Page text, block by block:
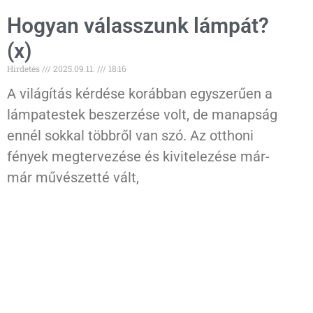
Hogyan válasszunk lámpát?
(x)
Hirdetés 2025.09.11. 18:16
A világítás kérdése korábban egyszerűen a
lámpatestek beszerzése volt, de manapság
ennél sokkal többről van szó. Az otthoni
fények megtervezése és kivitelezése már-
már művészetté vált,